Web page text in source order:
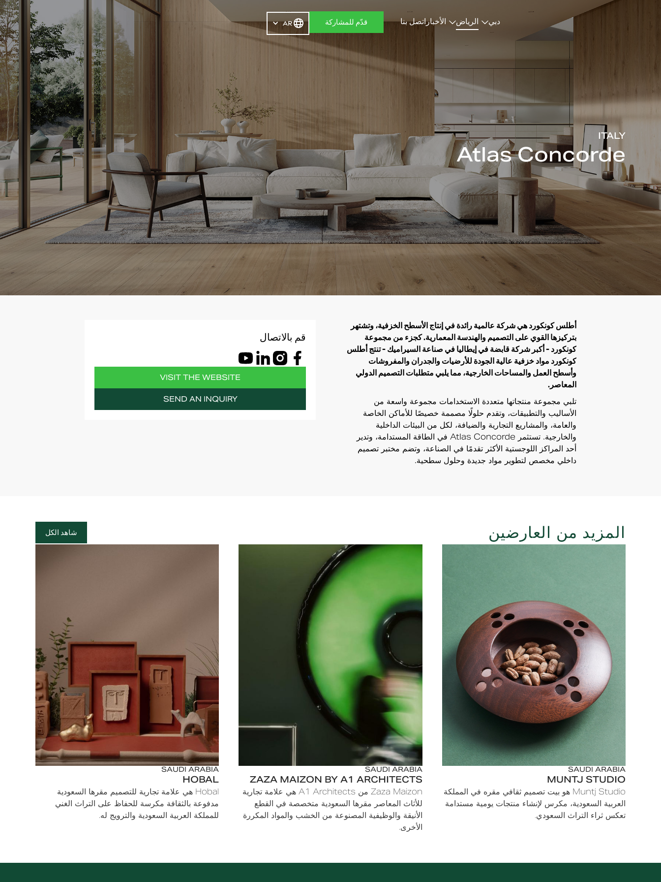
دبي الرياض الأخباراتصل بنا قدّم للمشاركة ar
ITALY
Atlas Concorde
أطلس كونكورد هي شركة عالمية رائدة في إنتاج الأسطح الخزفية، وتشتهر
بتركيزها القوي على التصميم والهندسة المعمارية. كجزء من مجموعة
كونكورد - أكبر شركة قابضة في إيطاليا في صناعة السيراميك - تنتج أطلس
كونكورد مواد خزفية عالية الجودة للأرضيات والجدران والمفروشات
وأسطح العمل والمساحات الخارجية، مما يلبي متطلبات التصميم الدولي
المعاصر.
تلبي مجموعة منتجاتها متعددة الاستخدامات مجموعة واسعة من
الأساليب والتطبيقات، وتقدم حلولًا مصممة خصيصًا للأماكن الخاصة
والعامة، والمشاريع التجارية والضيافة، لكل من البيئات الداخلية
والخارجية. تستثمر Atlas Concorde في الطاقة المستدامة، وتدير
أحد المراكز اللوجستية الأكثر تقدمًا في الصناعة، وتضم مختبر تصميم
داخلي مخصص لتطوير مواد جديدة وحلول سطحية.
قم بالاتصال
VISIT THE WEBSITE
SEND AN INQUIRY
المزيد من العارضين شاهد الكل
SAUDI ARABIA
MUNTJ STUDIO
Muntj Studio هو بيت تصميم ثقافي مقره في المملكة
العربية السعودية، مكرس لإنشاء منتجات يومية مستدامة
تعكس ثراء التراث السعودي.
SAUDI ARABIA
ZAZA MAIZON BY A1 ARCHITECTS
Zaza Maizon من A1 Architects هي علامة تجارية
للأثاث المعاصر مقرها السعودية متخصصة في القطع
الأنيقة والوظيفية المصنوعة من الخشب والمواد المكررة
الأخرى.
SAUDI ARABIA
HOBAL
Hobal هي علامة تجارية للتصميم مقرها السعودية
مدفوعة بالثقافة مكرسة للحفاظ على التراث الغني
للمملكة العربية السعودية والترويج له.